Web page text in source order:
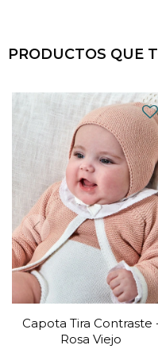
PRODUCTOS QUE
Capota Tira Contraste
Rosa Viejo